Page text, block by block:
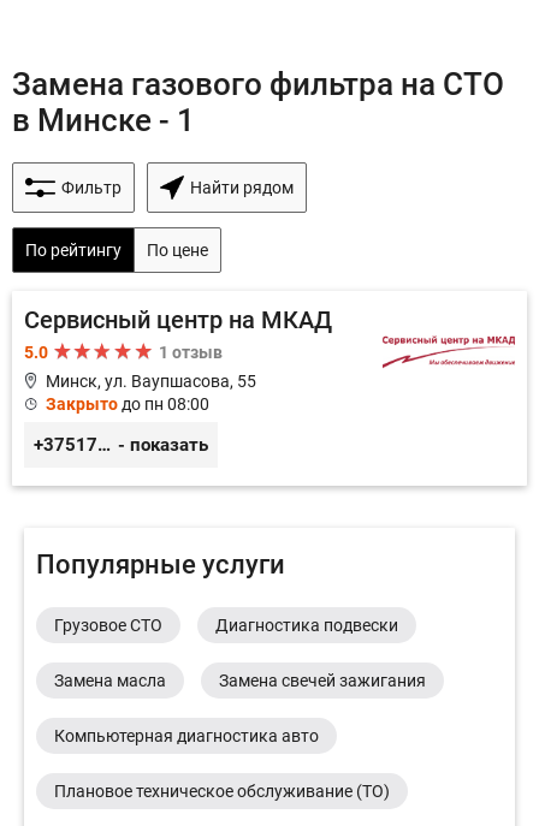
Замена газового фильтра на СТО
в Минске - 1
Фильтр Найти рядом
По рейтингу По цене
Сервисный центр на МКАД
5.0
1 отзыв
Минск, ул. Ваупшасова, 55
Закрыто до пн 08:00
+375173613000 - показать
Популярные услуги
Грузовое СТО Диагностика подвески
Замена масла Замена свечей зажигания
Компьютерная диагностика авто
Плановое техническое обслуживание (ТО)